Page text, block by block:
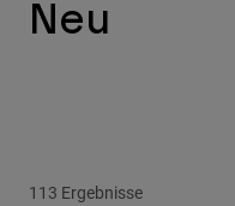
Neu
113 Ergebnisse